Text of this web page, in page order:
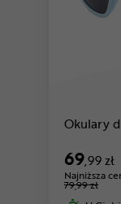
Okulary
69,99 zł
Najniższa
79,99 zł